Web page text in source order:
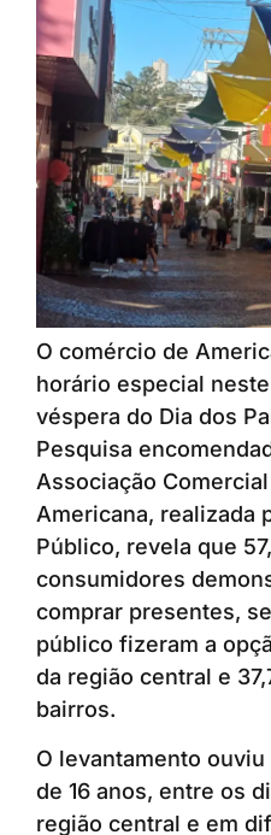
O comércio de
horário especial
véspera do Dia dos
Pesquisa
Associação
Americana, realizada
Público, revela que
consumidores
comprar presentes,
público fizeram a
da região central e
bairros.
O levantamento
de 16 anos, entre os
região central e em